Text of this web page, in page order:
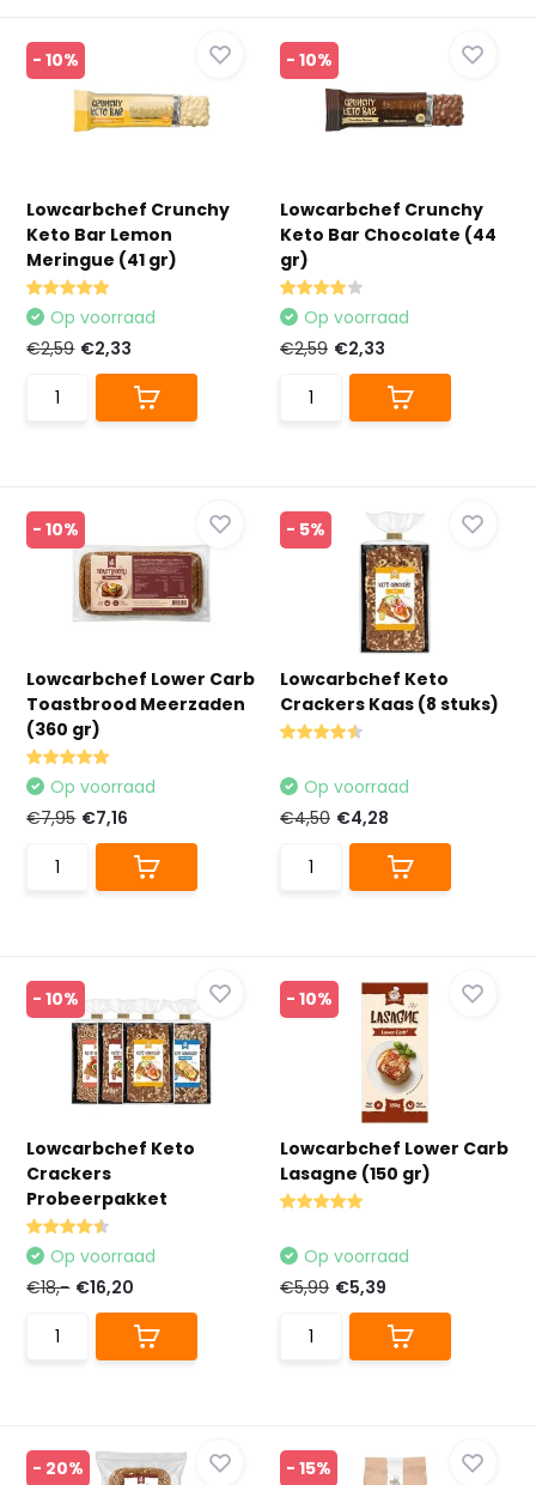
- 10%
Lowcarbchef Crunchy
Keto Bar Lemon
Meringue (41 gr)
Op voorraad
€2,59 €2,33
- 10%
Lowcarbchef Crunchy
Keto Bar Chocolate (44
gr)
Op voorraad
€2,59 €2,33
- 10%
Lowcarbchef Lower Carb
Toastbrood Meerzaden
(360 gr)
Op voorraad
€7,95 €7,16
- 5%
Lowcarbchef Keto
Crackers Kaas (8 stuks)
Op voorraad
€4,50 €4,28
- 10%
Lowcarbchef Keto
Crackers
Probeerpakket
Op voorraad
€18,- €16,20
- 10%
Lowcarbchef Lower Carb
Lasagne (150 gr)
Op voorraad
€5,99 €5,39
- 20% - 15%